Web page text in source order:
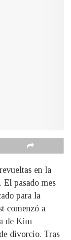
en la
pasado mes
para la
comenzó a
de Kim
divorcio. Tras